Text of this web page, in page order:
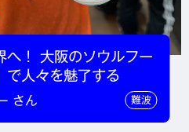
へ！ 大阪のソウルフー
で人々を魅了する
さん 難波